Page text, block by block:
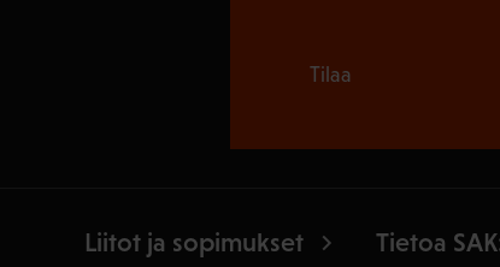
Tilaa
Liitot ja sopimukset Tietoa